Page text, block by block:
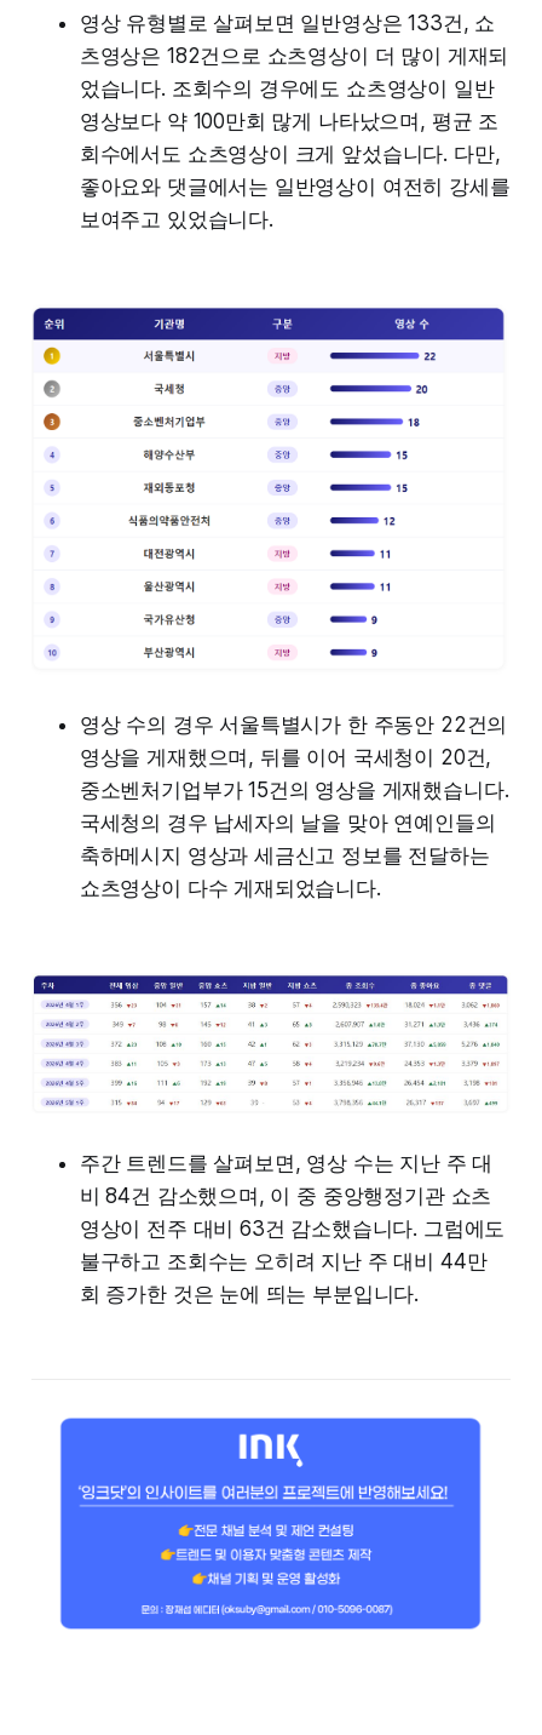
영상 유형별로 살펴보면 일반영상은 133건, 쇼
츠영상은 182건으로 쇼츠영상이 더 많이 게재되
었습니다. 조회수의 경우에도 쇼츠영상이 일반
영상보다 약 100만회 많게 나타났으며, 평균 조
회수에서도 쇼츠영상이 크게 앞섰습니다. 다만,
좋아요와 댓글에서는 일반영상이 여전히 강세를
보여주고 있었습니다.
영상 수의 경우 서울특별시가 한 주동안 22건의
영상을 게재했으며, 뒤를 이어 국세청이 20건,
중소벤처기업부가 15건의 영상을 게재했습니다.
국세청의 경우 납세자의 날을 맞아 연예인들의
축하메시지 영상과 세금신고 정보를 전달하는
쇼츠영상이 다수 게재되었습니다.
주간 트렌드를 살펴보면, 영상 수는 지난 주 대
비 84건 감소했으며, 이 중 중앙행정기관 쇼츠
영상이 전주 대비 63건 감소했습니다. 그럼에도
불구하고 조회수는 오히려 지난 주 대비 44만
회 증가한 것은 눈에 띄는 부분입니다.